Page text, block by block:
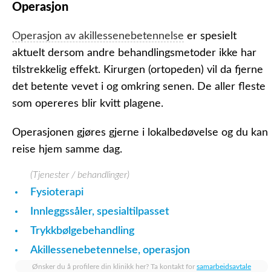
Operasjon
Operasjon av akillessenebetennelse er spesielt
aktuelt dersom andre behandlingsmetoder ikke har
tilstrekkelig effekt. Kirurgen (ortopeden) vil da fjerne
det betente vevet i og omkring senen. De aller fleste
som opereres blir kvitt plagene.
Operasjonen gjøres gjerne i lokalbedøvelse og du kan
reise hjem samme dag.
(Tjenester / behandlinger)
Fysioterapi
Innleggssåler, spesialtilpasset
Trykkbølgebehandling
Akillessenebetennelse, operasjon
Ønsker du å profilere din klinikk her? Ta kontakt for samarbeidsavtale